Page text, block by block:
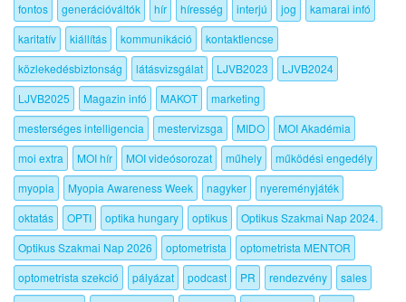
fontos
generációváltók hír híresség interjú jog
kamarai infó
karitatív
kiállítás kommunikáció
kontaktlencse
közlekedésbiztonság
látásvizsgálat LJVB2023
LJVB2024
LJVB2025
Magazin infó MAKOT
marketing
mesterséges intelligencia
mestervizsga MIDO
MOI Akadémia
moi extra
MOI hír MOI videósorozat műhely
működési engedély
myopia
Myopia Awareness Week nagyker
nyereményjáték
oktatás
OPTI optika hungary optikus
Optikus Szakmai Nap 2024.
Optikus Szakmai Nap 2026
optometrista
optometrista MENTOR
optometrista szekció
pályázat podcast PR rendezvény
sales